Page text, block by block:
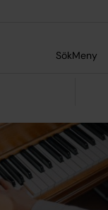
SökMeny